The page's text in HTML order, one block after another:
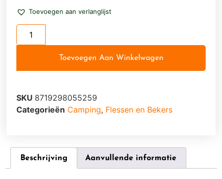
Toevoegen aan verlanglijst
Toevoegen Aan Winkelwagen
SKU 8719298055259
Categorieën Camping, Flessen en Bekers
Beschrijving Aanvullende informatie